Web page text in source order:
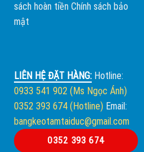
sách hoàn tiền Chính sách bảo
mật
LIÊN HỆ ĐẶT HÀNG:Hotline:
0933 541 902 (Ms Ngọc Ánh)
0352 393 674 (Hotline) Email:
bangkeotamtaiduc@gmail.com
0352 393 674